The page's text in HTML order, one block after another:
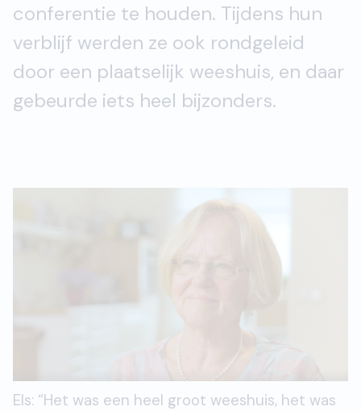
conferentie te houden. Tijdens hun
verblijf werden ze ook rondgeleid
door een plaatselijk weeshuis, en daar
gebeurde iets heel bijzonders.
Els: “Het was een heel groot weeshuis, het was